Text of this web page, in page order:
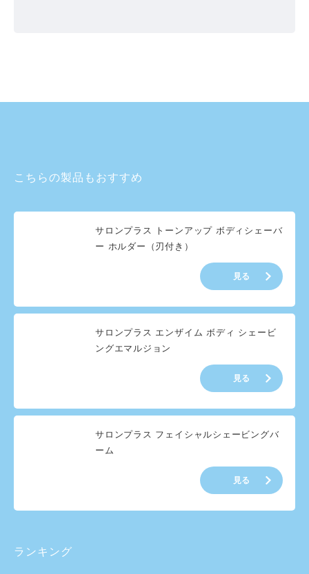
こちらの製品もおすすめ
サロンプラス トーンアップ ボディシェーバ
ー ホルダー（刃付き）
見る
サロンプラス エンザイム ボディ シェービ
ングエマルジョン
見る
サロンプラス フェイシャルシェービングバ
ーム
見る
ランキング